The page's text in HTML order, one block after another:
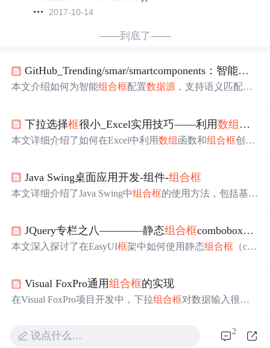
2017-10-14
——到底了——
GitHub_Trending/smar/smartcomponents：智能
组合
本文介绍如何为智能组合框配置数据源 ，支持语义匹配与
化等内容，并提供常见问题解决方案。
下拉选择框很小_Excel实用技巧——利用数组 函数
本文详细介绍了如何在Excel中利用数组 函数和组合框创建
后插入并编辑图表，实现图表内容随组合框选择变化的效
果。步骤清晰，适合Excel初学者和爱好者提升技能。
Java Swing桌面应用开发-组件-组合框
本文详细介绍了Java Swing中组合框的使用方法，包括基本
效果，例如省市二级联动，并提供了优化后的代码示例，
展示了如何使用List集合来简化多级联动的实现。
JQuery专栏之八————静态组合框combobox控件及其事件和初值的设置。
本文深入探讨了在EasyUI框架中如何使用静态组合框 （co
如valueField和textField的配置，以及onSelect和onChange事
件的运用。
Visual FoxPro通用组合框的实现
在Visual FoxPro项目开发中，下拉组合框对数据输入很重
时表释放事件，还说明了通用
在不同版本中的应用
说点什么… 2